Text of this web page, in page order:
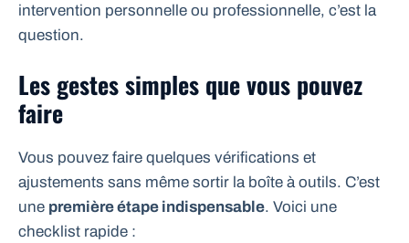
intervention personnelle ou professionnelle, c’est la
question.
Les gestes simples que vous pouvez
faire
Vous pouvez faire quelques vérifications et
ajustements sans même sortir la boîte à outils. C’est
une première étape indispensable. Voici une
checklist rapide :